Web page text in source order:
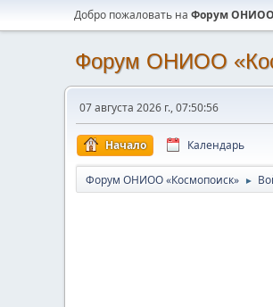
Добро пожаловать на Форум ОНИОО
Форум ОНИОО
07 августа 2026 г., 07:50:56
Начало Календарь
Форум ОНИОО «Космопоиск» ►